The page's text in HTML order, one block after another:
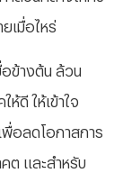
เมื่อไหร่
อข้างต้น ล้วน
ดี ให้เข้าใจ
พื่อลดโอกาสการ
ต และสำหรับ